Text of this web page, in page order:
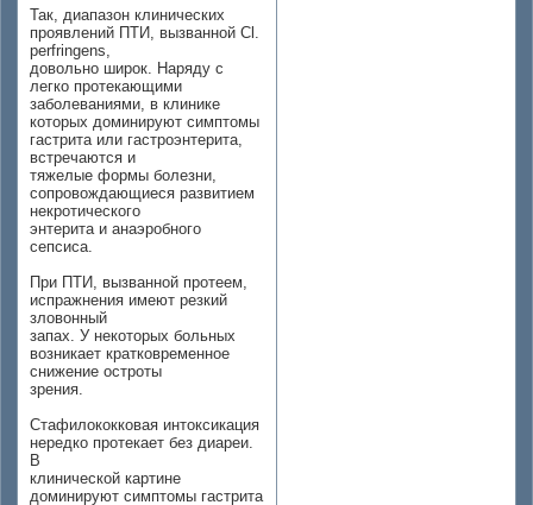
Так, диапазон клинических
проявлений ПТИ, вызванной Cl.
perfringens,
довольно широк. Наряду с
легко протекающими
заболеваниями, в клинике
которых доминируют симптомы
гастрита или гастроэнтерита,
встречаются и
тяжелые формы болезни,
сопровождающиеся развитием
некротического
энтерита и анаэробного
сепсиса.
При ПТИ, вызванной протеем,
испражнения имеют резкий
зловонный
запах. У некоторых больных
возникает кратковременное
снижение остроты
зрения.
Стафилококковая интоксикация
нередко протекает без диареи.
В
клинической картине
доминируют симптомы гастрита